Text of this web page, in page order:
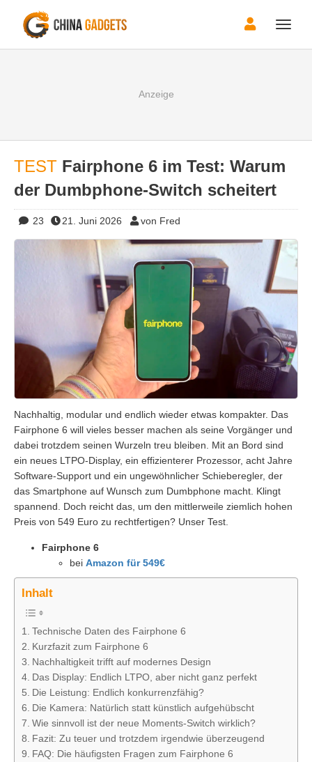
Toggle
TEST Fairphone 6 im Test: Warum
der Dumbphone-Switch scheitert
23 21. Juni 2026 von Fred
Nachhaltig, modular und endlich wieder etwas kompakter. Das
Fairphone 6 will vieles besser machen als seine Vorgänger und
dabei trotzdem seinen Wurzeln treu bleiben. Mit an Bord sind
ein neues LTPO-Display, ein effizienterer Prozessor, acht Jahre
Software-Support und ein ungewöhnlicher Schieberegler, der
das Smartphone auf Wunsch zum Dumbphone macht. Klingt
spannend. Doch reicht das, um den mittlerweile ziemlich hohen
Preis von 549 Euro zu rechtfertigen? Unser Test.
Fairphone 6
bei Amazon für 549€
Inhalt
Technische Daten des Fairphone 6
Kurzfazit zum Fairphone 6
Nachhaltigkeit trifft auf modernes Design
Das Display: Endlich LTPO, aber nicht ganz perfekt
Die Leistung: Endlich konkurrenzfähig?
Die Kamera: Natürlich statt künstlich aufgehübscht
Wie sinnvoll ist der neue Moments-Switch wirklich?
Fazit: Zu teuer und trotzdem irgendwie überzeugend
FAQ: Die häufigsten Fragen zum Fairphone 6